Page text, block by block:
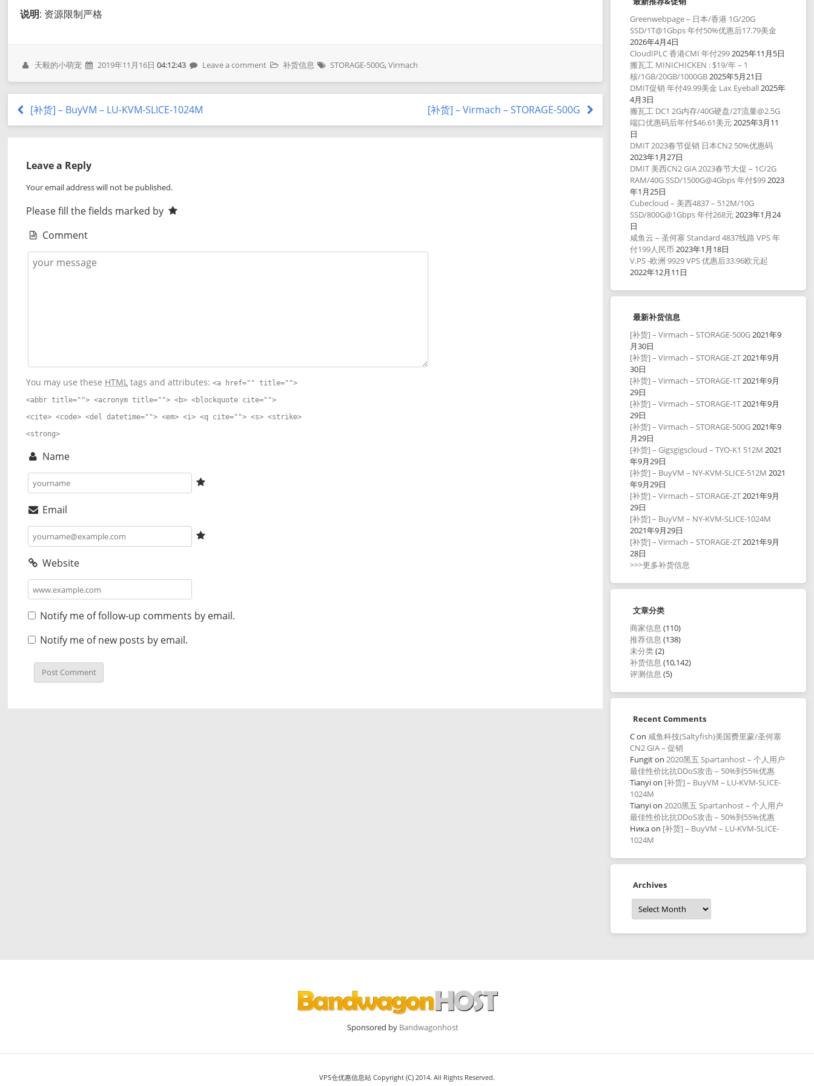
说明: 资源限制严格
天毅的小萌宠 2019年11月16日 04:12:43 Leave a comment 补货信息 STORAGE-500G,Virmach
[补货] – BuyVM – LU-KVM-SLICE-1024M [补货] – Virmach – STORAGE-500G
Leave a Reply
Your email address will not be published.
Please fill the fields marked by
Comment
You may use these HTML tags and attributes:<a href="" title="">
<abbr title=""> <acronym title=""> <b> <blockquote cite="">
<cite> <code> <del datetime=""> <em> <i> <q cite=""> <s> <strike>
<strong>
Name
Email
Website
Notify me of follow-up comments by email.
Notify me of new posts by email.
Greenwebpage – 日本/香港 1G/20G
SSD/1T@1Gbps 年付50%优惠后17.79美金
2026年4月4日
CloudIPLC 香港CMI 年付2992025年11月5日
搬瓦工 MINICHICKEN : $19/年 – 1
核/1GB/20GB/1000GB2025年5月21日
DMIT促销 年付49.99美金 Lax Eyeball 2025年
4月3日
搬瓦工 DC1 2G内存/40G硬盘/2T流量@2.5G
端口优惠码后年付$46.61美元2025年3月11
日
DMIT 2023春节促销 日本CN2 50%优惠码
2023年1月27日
DMIT 美西CN2 GIA 2023春节大促 – 1C/2G
RAM/40G SSD/1500G@4Gbps 年付$992023
年1月25日
Cubecloud – 美西4837 – 512M/10G
SSD/800G@1Gbps 年付268元2023年1月24
日
咸鱼云 – 圣何塞 Standard 4837线路 VPS 年
付199人民币 2023年1月18日
V.PS -欧洲 9929 VPS 优惠后33.96欧元起
2022年12月11日
最新补货信息
[补货] – Virmach – STORAGE-500G2021年9
月30日
[补货] – Virmach – STORAGE-2T2021年9月
30日
[补货] – Virmach – STORAGE-1T2021年9月
29日
[补货] – Virmach – STORAGE-1T2021年9月
29日
[补货] – Virmach – STORAGE-500G2021年9
月29日
[补货] – Gigsgigscloud – TYO-K1 512M 2021
年9月29日
[补货] – BuyVM – NY-KVM-SLICE-512M 2021
年9月29日
[补货] – Virmach – STORAGE-2T2021年9月
29日
[补货] – BuyVM – NY-KVM-SLICE-1024M
2021年9月29日
[补货] – Virmach – STORAGE-2T2021年9月
28日
>>>更多补货信息
文章分类
商家信息 (110)
推荐信息 (138)
未分类(2)
补货信息 (10,142)
评测信息 (5)
Recent Comments
Con 咸鱼科技(Saltyfish)美国费里蒙/圣何塞
CN2 GIA – 促销
Fungiton2020黑五 Spartanhost – 个人用户
最佳性价比抗DDoS攻击 – 50%到55%优惠
Tianyion [补货] – BuyVM – LU-KVM-SLICE-
1024M
Tianyion2020黑五 Spartanhost – 个人用户
最佳性价比抗DDoS攻击 – 50%到55%优惠
Никаon [补货] – BuyVM – LU-KVM-SLICE-
1024M
Archives
Archives
Sponsored by Bandwagonhost
VPS仓优惠信息站 Copyright (C) 2014. All Rights Reserved.